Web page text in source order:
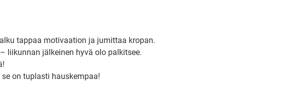
tappaa motivaation ja jumittaa kropan.
liikunnan jälkeinen hyvä olo palkitsee.
on tuplasti hauskempaa!